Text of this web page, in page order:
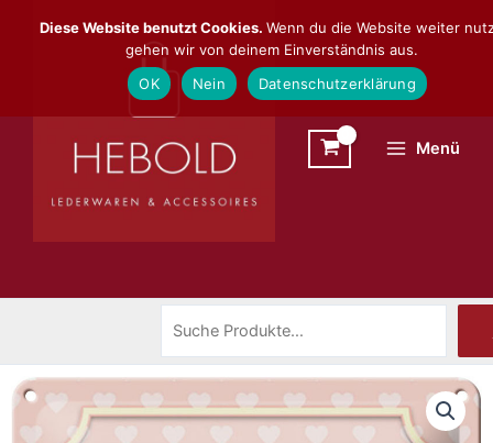
Inhalt
Menü
Diese Website benutzt Cookies. Wenn du die Website weiter
gehen wir von deinem Einverständnis aus.
OK
Nein Datenschutzerklärung